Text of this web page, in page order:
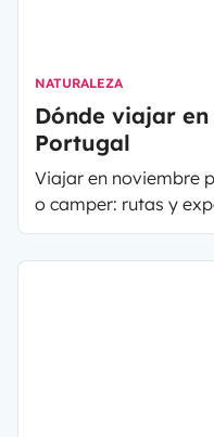
NATURALEZA
Dónde viajar
Portugal
Viajar en noviembre
o camper: rutas y